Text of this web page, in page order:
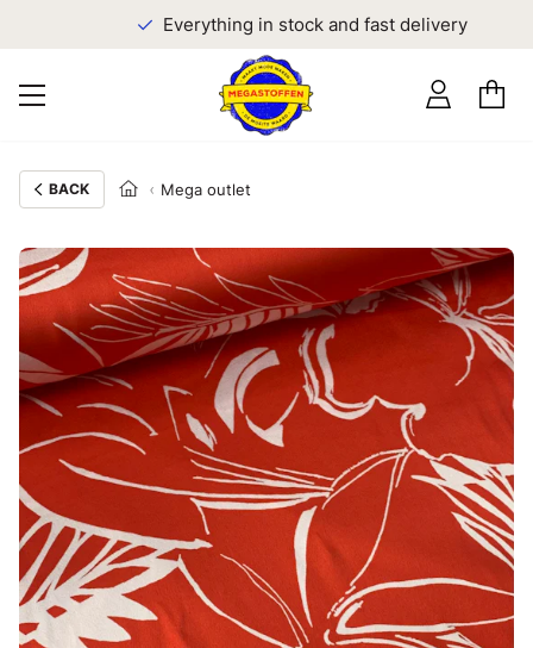
Everything in stock and fast delivery
BACK Mega outlet